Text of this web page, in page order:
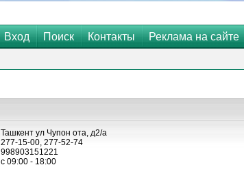
Вход Поиск Контакты Реклама на сайте
Ташкент ул Чупон ота, д2/а
277-15-00, 277-52-74
998903151221
с 09:00 - 18:00